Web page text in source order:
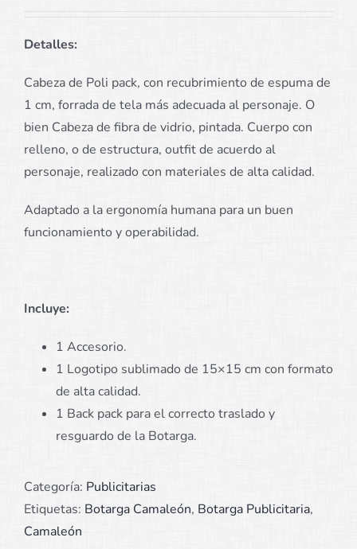
Detalles:
Cabeza de Poli pack, con recubrimiento de espuma de
1 cm, forrada de tela más adecuada al personaje. O
bien Cabeza de fibra de vidrio, pintada. Cuerpo con
relleno, o de estructura, outfit de acuerdo al
personaje, realizado con materiales de alta calidad.
Adaptado a la ergonomía humana para un buen
funcionamiento y operabilidad.
Incluye:
1 Accesorio.
1 Logotipo sublimado de 15×15 cm con formato
de alta calidad.
1 Back pack para el correcto traslado y
resguardo de la Botarga.
Categoría: Publicitarias
Etiquetas: Botarga Camaleón, Botarga Publicitaria,
Camaleón